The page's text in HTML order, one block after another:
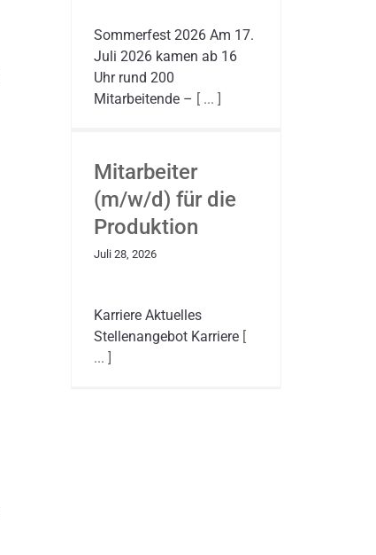
Sommerfest 2026 Am 17.
Juli 2026 kamen ab 16
Uhr rund 200
Mitarbeitende – [ ... ]
Mitarbeiter
(m/w/d) für die
Produktion
Juli 28, 2026
Karriere Aktuelles
Stellenangebot Karriere [
... ]